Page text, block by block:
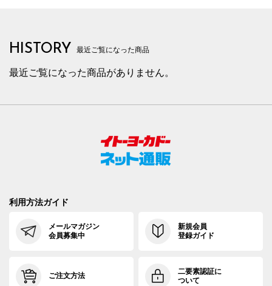
HISTORY 最近ご覧になった商品
最近ご覧になった商品がありません。
利用方法ガイド
メールマガジン
会員募集中
新規会員
登録ガイド
ご注文方法
二要素認証に
ついて